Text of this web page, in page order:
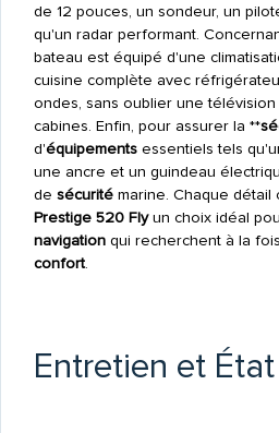
de 12 pouces, un sondeur, un
qu'un radar performant.
bateau est équipé d'une
cuisine complète avec
ondes, sans oublier une
cabines. Enfin, pour assurer la **
d'équipementsessentiels tels
une ancre et un guindeau
de sécuritémarine. Chaque détail
Prestige 520 Flyun choix idéal
navigationqui recherchent à la
confort.
Entretien et